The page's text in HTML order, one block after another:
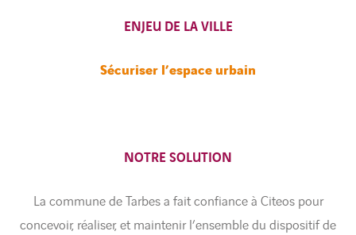
ENJEU DE LA VILLE
Sécuriser l’espace urbain
NOTRE SOLUTION
La commune de Tarbes a fait confiance à Citeos pour
concevoir, réaliser, et maintenir l’ensemble du dispositif de